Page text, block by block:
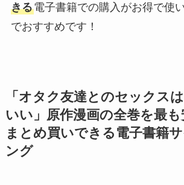
きる電子書籍での購入がお得で使
でおすすめです！
「 オタク友達とのセックス
いい 」原作漫画の全巻を最
まとめ買いできる電子書籍
ング